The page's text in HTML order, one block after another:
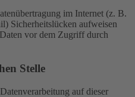
im Internet (z. B.
Sicherheitslücken aufweisen
vor dem Zugriff durch
Stelle
auf dieser